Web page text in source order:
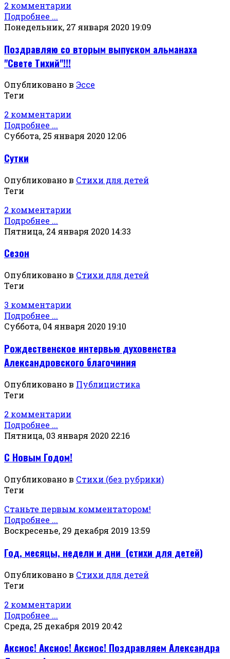
2 комментарии
Подробнее ...
Понедельник, 27 января 2020 19:09
Поздравляю со вторым выпуском альманаха
"Свете Тихий"!!!
Опубликовано в Эссе
Теги
2 комментарии
Подробнее ...
Суббота, 25 января 2020 12:06
Сутки
Опубликовано в Стихи для детей
Теги
2 комментарии
Подробнее ...
Пятница, 24 января 2020 14:33
Сезон
Опубликовано в Стихи для детей
Теги
3 комментарии
Подробнее ...
Суббота, 04 января 2020 19:10
Рождественское интервью духовенства
Александровского благочиния
Опубликовано в Публицистика
Теги
2 комментарии
Подробнее ...
Пятница, 03 января 2020 22:16
С Новым Годом!
Опубликовано в Стихи (без рубрики)
Теги
Станьте первым комментатором!
Подробнее ...
Воскресенье, 29 декабря 2019 13:59
Год, месяцы, недели и дни (стихи для детей)
Опубликовано в Стихи для детей
Теги
2 комментарии
Подробнее ...
Среда, 25 декабря 2019 20:42
Аксиос! Аксиос! Аксиос! Поздравляем Александра